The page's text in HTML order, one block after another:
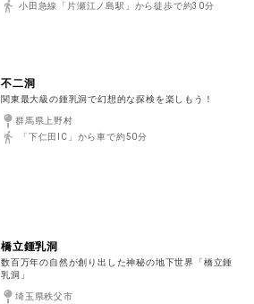
小田急線「片瀬江ノ島駅」から徒歩で約30分
不二洞
関東最大級の鍾乳洞で幻想的な探検を楽しもう！
群馬県上野村
「下仁田IC」から車で約50分
橋立鍾乳洞
数百万年の自然が創り出した神秘の地下世界「橋立鍾
乳洞」
埼玉県秩父市